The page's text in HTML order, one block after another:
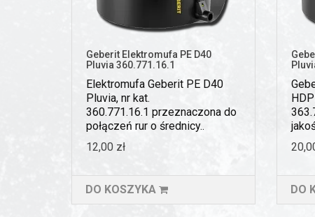
Geberit Elektromufa PE D40
Pluvia 360.771.16.1
Elektromufa Geberit PE D40
Pluvia, nr kat.
360.771.16.1 przeznaczona do
połączeń rur o średnicy..
12,00 zł
DO KOSZYKA DO